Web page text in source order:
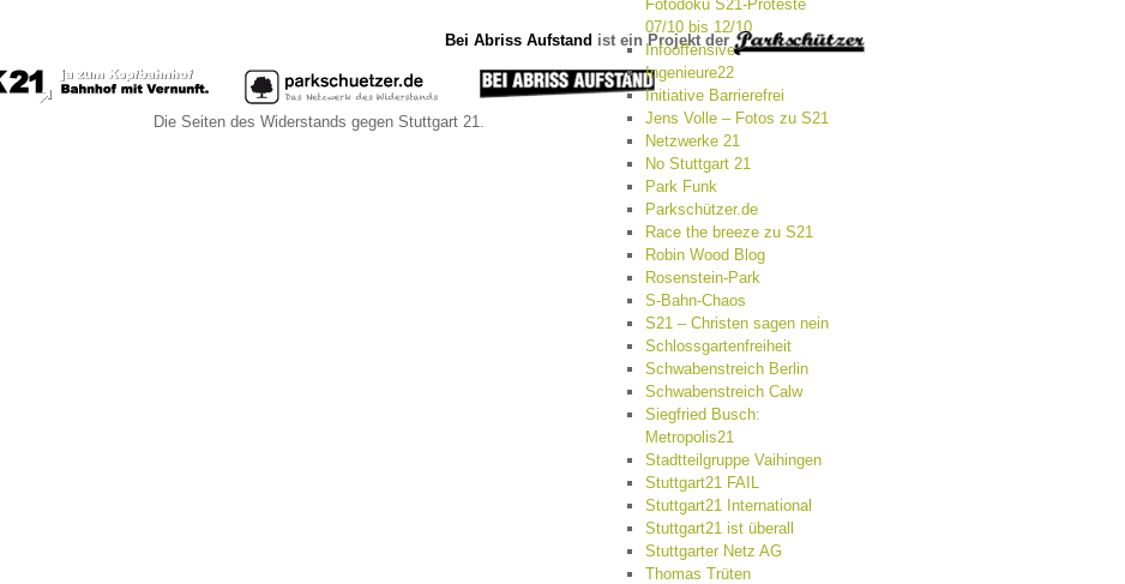
Fotodoku S21-Proteste
07/10 bis 12/10
Infooffensive
Ingenieure22
Initiative Barrierefrei
Jens Volle – Fotos zu S21
Netzwerke 21
No Stuttgart 21
Park Funk
Parkschützer.de
Race the breeze zu S21
Robin Wood Blog
Rosenstein-Park
S-Bahn-Chaos
S21 – Christen sagen nein
Schlossgartenfreiheit
Schwabenstreich Berlin
Schwabenstreich Calw
Siegfried Busch:
Metropolis21
Stadtteilgruppe Vaihingen
Stuttgart21 FAIL
Stuttgart21 International
Stuttgart21 ist überall
Stuttgarter Netz AG
Thomas Trüten
Bei Abriss Aufstand ist ein Projekt der
Die Seiten des Widerstands gegen Stuttgart 21.